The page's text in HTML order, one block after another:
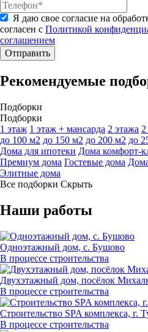
Я даю свое согласие на
согласен с Политикой
соглашением
Отправить
Рекомендуемые
Подборки
Подборки
1 этаж 1 этаж + мансарда 2 этажа
до 100 м2 до 150 м2 до 200 м2 до
Дома для ипотеки Дома комфорт-
Премиум дома Гостевые дома
Элитные дома
Все подборки Скрыть
Наши работы
Одноэтажный дом, с. Бушово
В процессе строительства
Двухэтажный дом, посёлок
В процессе строительства
Строительство SPA комплекса, г.
В процессе строительства